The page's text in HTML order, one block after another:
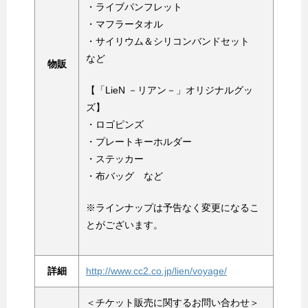
物販
・ライブパンフレット
・マフラータオル
・サイリウム＆シリコンバンドセット
など
【「LieN －リアン－」オリジナルグッ
ズ】
・ロゴピンズ
・プレートキーホルダー
・ステッカー
・布バッグ など
※ラインナップは予告なく変更になるこ
とがございます。
詳細 http://www.cc2.co.jp/lien/voyage/
＜チケット販売に関するお問い合わせ＞